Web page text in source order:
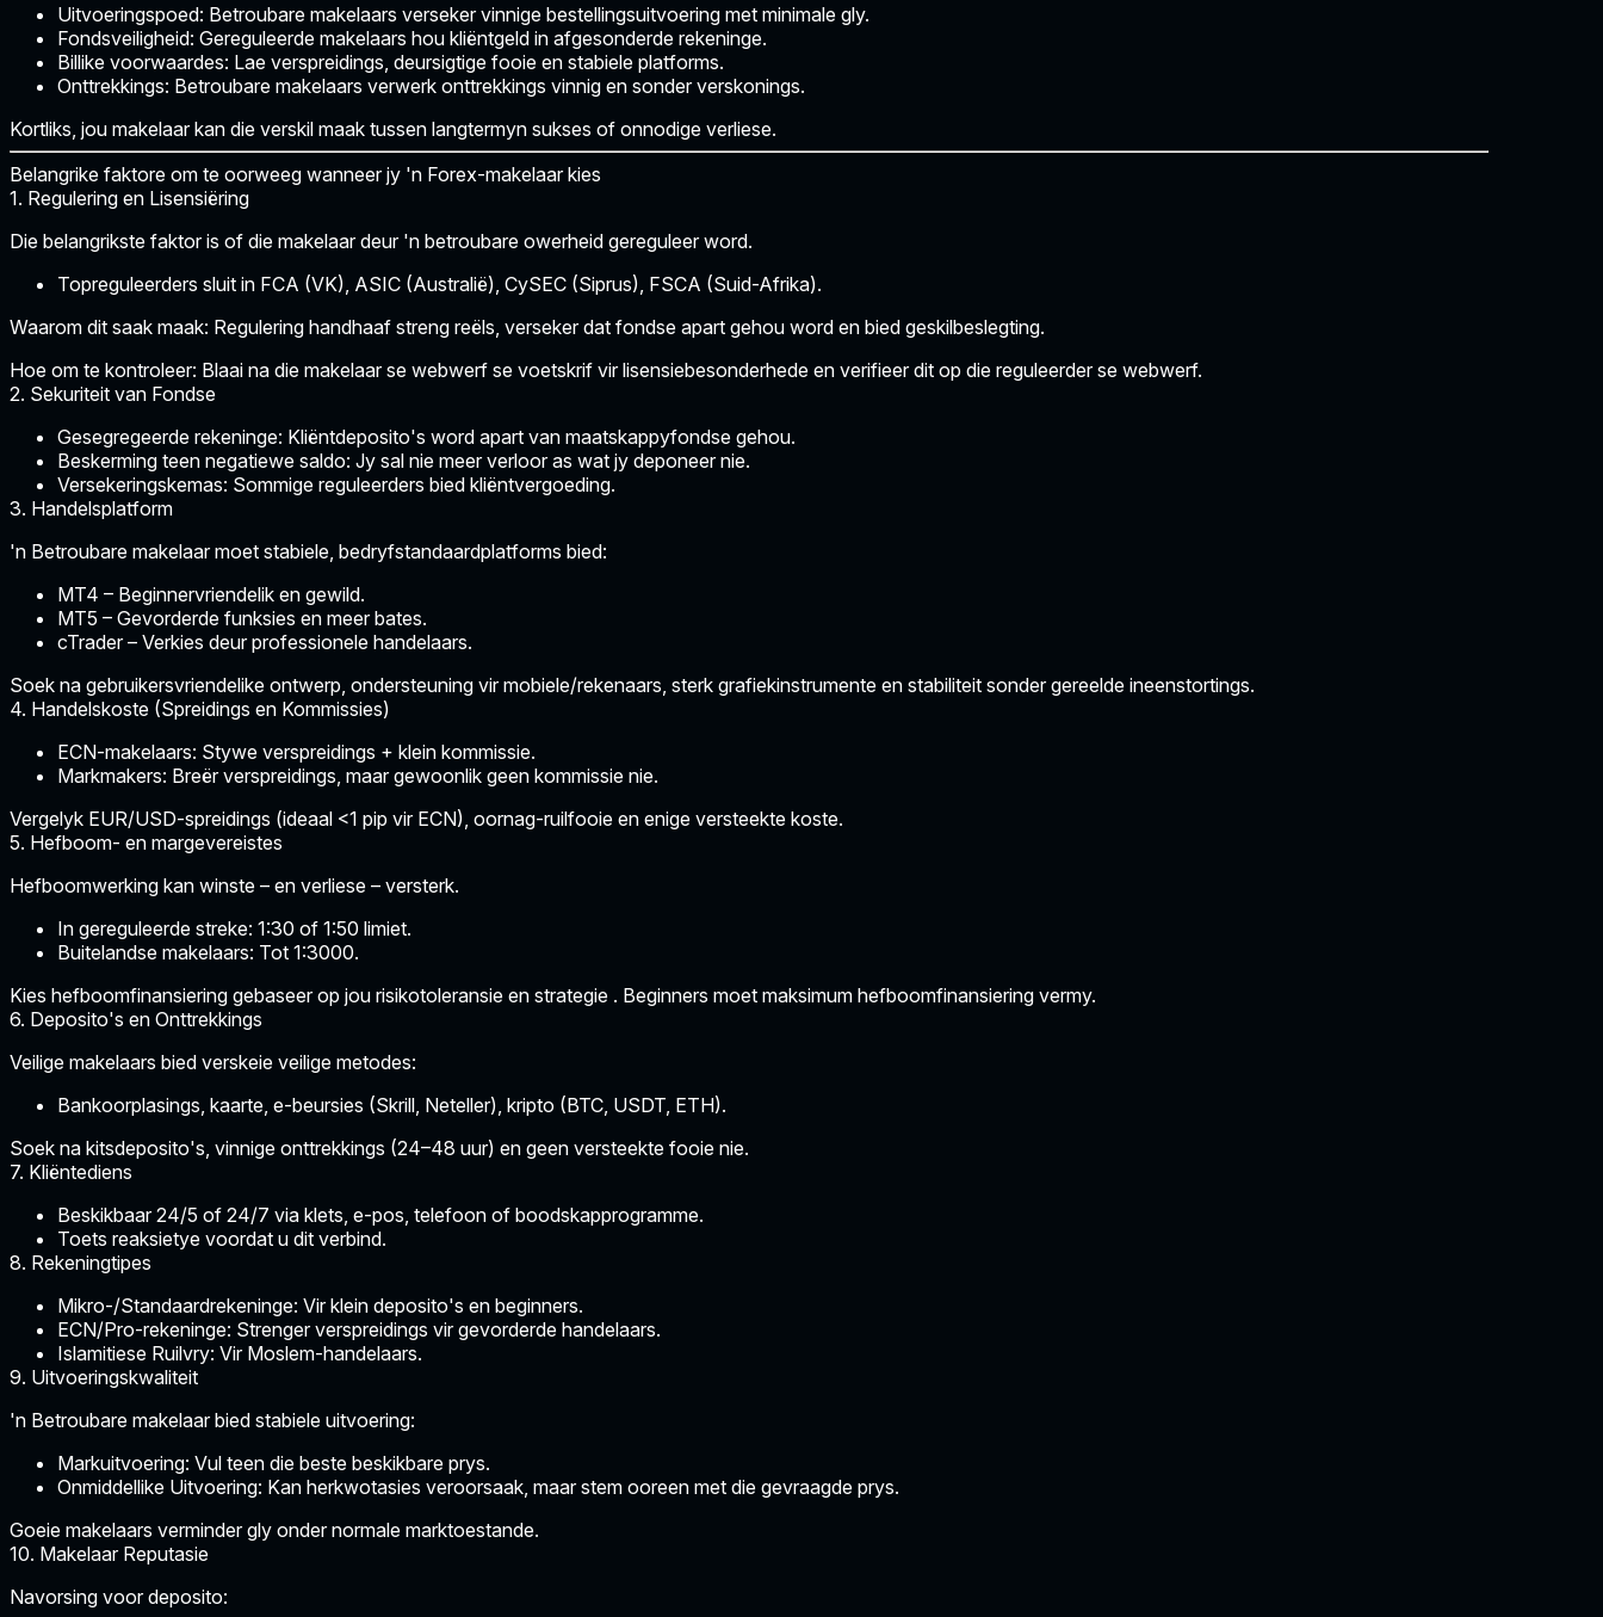
Uitvoeringspoed: Betroubare makelaars verseker vinnige bestellingsuitvoering met minimale gly.
Fondsveiligheid: Gereguleerde makelaars hou kliëntgeld in afgesonderde rekeninge.
Billike voorwaardes: Lae verspreidings, deursigtige fooie en stabiele platforms.
Onttrekkings: Betroubare makelaars verwerk onttrekkings vinnig en sonder verskonings.
Kortliks, jou makelaar kan die verskil maak tussen langtermyn sukses of onnodige verliese.
Belangrike faktore om te oorweeg wanneer jy 'n Forex-makelaar kies
1. Regulering en Lisensiëring
Die belangrikste faktor is of die makelaar deur 'n betroubare owerheid gereguleer word.
Topreguleerders sluit in FCA (VK), ASIC (Australië), CySEC (Siprus), FSCA (Suid-Afrika).
Waarom dit saak maak: Regulering handhaaf streng reëls, verseker dat fondse apart gehou word en bied geskilbeslegting.
Hoe om te kontroleer: Blaai na die makelaar se webwerf se voetskrif vir lisensiebesonderhede en verifieer dit op die reguleerder se webwerf.
2. Sekuriteit van Fondse
Gesegregeerde rekeninge: Kliëntdeposito's word apart van maatskappyfondse gehou.
Beskerming teen negatiewe saldo: Jy sal nie meer verloor as wat jy deponeer nie.
Versekeringskemas: Sommige reguleerders bied kliëntvergoeding.
3. Handelsplatform
'n Betroubare makelaar moet stabiele, bedryfstandaardplatforms bied:
MT4 – Beginnervriendelik en gewild.
MT5 – Gevorderde funksies en meer bates.
cTrader – Verkies deur professionele handelaars.
Soek na gebruikersvriendelike ontwerp, ondersteuning vir mobiele/rekenaars, sterk grafiekinstrumente en stabiliteit sonder gereelde ineenstortings.
4. Handelskoste (Spreidings en Kommissies)
ECN-makelaars: Stywe verspreidings + klein kommissie.
Markmakers: Breër verspreidings, maar gewoonlik geen kommissie nie.
Vergelyk EUR/USD-spreidings (ideaal <1 pip vir ECN), oornag-ruilfooie en enige versteekte koste.
5. Hefboom- en margevereistes
Hefboomwerking kan winste – en verliese – versterk.
In gereguleerde streke: 1:30 of 1:50 limiet.
Buitelandse makelaars: Tot 1:3000.
Kies hefboomfinansiering gebaseer op jou risikotoleransie en strategie . Beginners moet maksimum hefboomfinansiering vermy.
6. Deposito's en Onttrekkings
Veilige makelaars bied verskeie veilige metodes:
Bankoorplasings, kaarte, e-beursies (Skrill, Neteller), kripto (BTC, USDT, ETH).
Soek na kitsdeposito's, vinnige onttrekkings (24–48 uur) en geen versteekte fooie nie.
7. Kliëntediens
Beskikbaar 24/5 of 24/7 via klets, e-pos, telefoon of boodskapprogramme.
Toets reaksietye voordat u dit verbind.
8. Rekeningtipes
Mikro-/Standaardrekeninge: Vir klein deposito's en beginners.
ECN/Pro-rekeninge: Strenger verspreidings vir gevorderde handelaars.
Islamitiese Ruilvry: Vir Moslem-handelaars.
9. Uitvoeringskwaliteit
'n Betroubare makelaar bied stabiele uitvoering:
Markuitvoering: Vul teen die beste beskikbare prys.
Onmiddellike Uitvoering: Kan herkwotasies veroorsaak, maar stem ooreen met die gevraagde prys.
Goeie makelaars verminder gly onder normale marktoestande.
10. Makelaar Reputasie
Navorsing voor deposito: